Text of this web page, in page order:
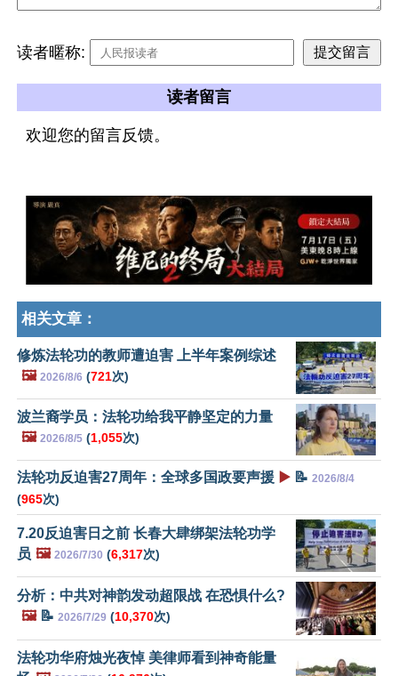
读者暱称:
读者留言
欢迎您的留言反馈。
相关文章：
修炼法轮功的教师遭迫害 上半年案例综述
🖼️ 2026/8/6 (721次)
波兰裔学员：法轮功给我平静坚定的力量
🖼️ 2026/8/5 (1,055次)
法轮功反迫害27周年：全球多国政要声援 ▶️ 📝 2026/8/4
(965次)
7.20反迫害日之前 长春大肆绑架法轮功学
员 🖼️ 2026/7/30 (6,317次)
分析：中共对神韵发动超限战 在恐惧什么?
🖼️📝 2026/7/29 (10,370次)
法轮功华府烛光夜悼 美律师看到神奇能量